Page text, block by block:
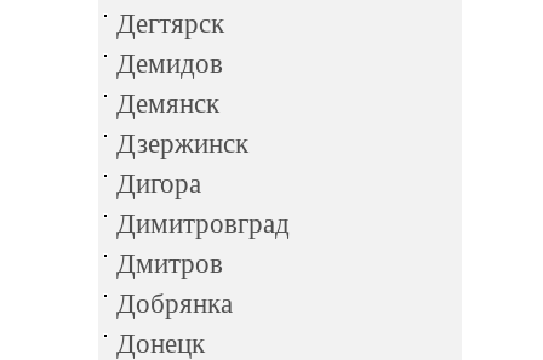
Дегтярск
Демидов
Демянск
Дзержинск
Дигора
Димитровград
Дмитров
Добрянка
Донецк